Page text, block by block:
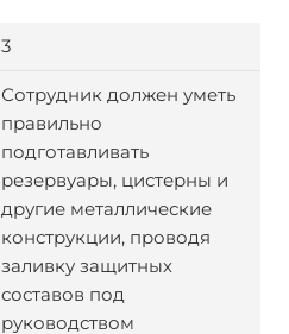
3
Сотрудник должен уметь
правильно
подготавливать
резервуары, цистерны и
другие металлические
конструкции, проводя
заливку защитных
составов под
руководством